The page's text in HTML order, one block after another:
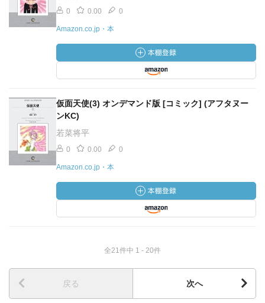
0 0.00 0
Amazon.co.jp・本
仮面天使(3) オンデマンド版 [コミック] (アフタヌー
ンKC)
若菜将平
0 0.00 0
Amazon.co.jp・本
全21件中 1 - 20件
戻る 次へ